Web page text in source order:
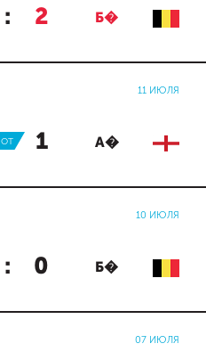
: 2 Б�
11 ИЮЛЯ
: 1 А�
ОТ
10 ИЮЛЯ
: 0 Б�
07 ИЮЛЯ